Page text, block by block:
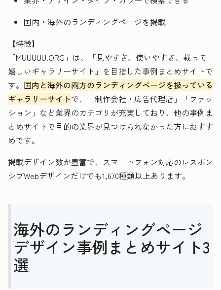
国内・海外のランディングページを掲載
【特徴】
「MUUUUU.ORG」は、「見やすさ、使いやすさ、載って
嬉しいギャラリーサイト」を目指した事例まとめサイトで
す。 国内と海外の両方のランディングページを扱っている
ギャラリーサイトで、「制作会社・広告代理店」「ファッ
ション」など業界のカテゴリが充実しており、他の事例ま
とめサイトで目的の業界が見つけられなかった方におすす
めです。
掲載デザイン数が豊富で、スマートフォン対応のレスポン
シブWebデザインだけでも1,670種類以上あります。
海外のランディングページ
デザイン事例まとめサイト3
選